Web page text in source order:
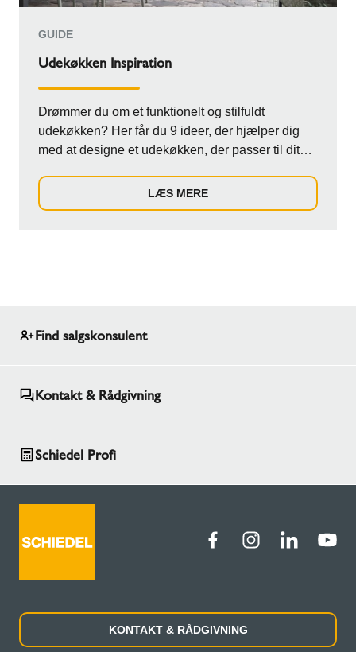
GUIDE
Udekøkken Inspiration
Drømmer du om et funktionelt og stilfuldt
udekøkken? Her får du 9 ideer, der hjælper dig
med at designe et udekøkken, der passer til dit
LÆS MERE
Find salgskonsulent
Kontakt & Rådgivning
Schiedel Profi
KONTAKT & RÅDGIVNING